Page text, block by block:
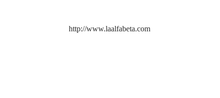
http://www.laalfabeta.com